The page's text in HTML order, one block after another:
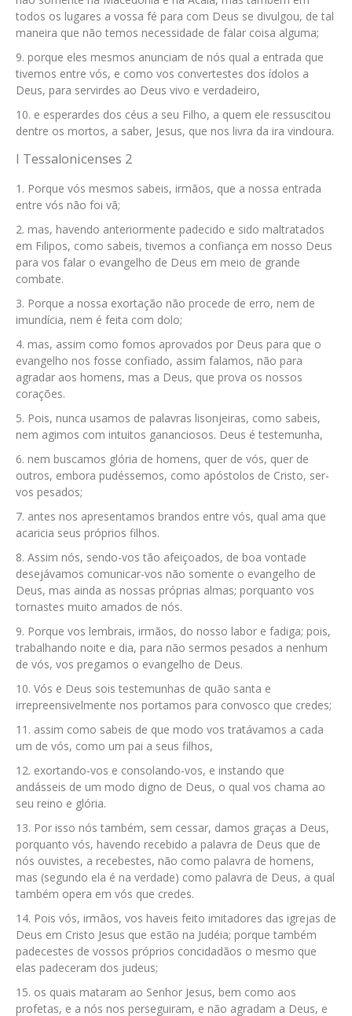
todos os lugares a vossa fé para com Deus se divulgou, de tal
maneira que não temos necessidade de falar coisa alguma;
porque eles mesmos anunciam de nós qual a entrada que
tivemos entre vós, e como vos convertestes dos ídolos a
Deus, para servirdes ao Deus vivo e verdadeiro,
e esperardes dos céus a seu Filho, a quem ele ressuscitou
dentre os mortos, a saber, Jesus, que nos livra da ira vindoura.
I Tessalonicenses 2
Porque vós mesmos sabeis, irmãos, que a nossa entrada
entre vós não foi vã;
mas, havendo anteriormente padecido e sido maltratados
em Filipos, como sabeis, tivemos a confiança em nosso Deus
para vos falar o evangelho de Deus em meio de grande
combate.
Porque a nossa exortação não procede de erro, nem de
imundícia, nem é feita com dolo;
mas, assim como fomos aprovados por Deus para que o
evangelho nos fosse confiado, assim falamos, não para
agradar aos homens, mas a Deus, que prova os nossos
corações.
Pois, nunca usamos de palavras lisonjeiras, como sabeis,
nem agimos com intuitos gananciosos. Deus é testemunha,
nem buscamos glória de homens, quer de vós, quer de
outros, embora pudéssemos, como apóstolos de Cristo, ser-
vos pesados;
antes nos apresentamos brandos entre vós, qual ama que
acaricia seus próprios filhos.
Assim nós, sendo-vos tão afeiçoados, de boa vontade
desejávamos comunicar-vos não somente o evangelho de
Deus, mas ainda as nossas próprias almas; porquanto vos
tornastes muito amados de nós.
Porque vos lembrais, irmãos, do nosso labor e fadiga; pois,
trabalhando noite e dia, para não sermos pesados a nenhum
de vós, vos pregamos o evangelho de Deus.
Vós e Deus sois testemunhas de quão santa e
irrepreensivelmente nos portamos para convosco que credes;
assim como sabeis de que modo vos tratávamos a cada
um de vós, como um pai a seus filhos,
exortando-vos e consolando-vos, e instando que
andásseis de um modo digno de Deus, o qual vos chama ao
seu reino e glória.
Por isso nós também, sem cessar, damos graças a Deus,
porquanto vós, havendo recebido a palavra de Deus que de
nós ouvistes, a recebestes, não como palavra de homens,
mas (segundo ela é na verdade) como palavra de Deus, a qual
também opera em vós que credes.
Pois vós, irmãos, vos haveis feito imitadores das igrejas de
Deus em Cristo Jesus que estão na Judéia; porque também
padecestes de vossos próprios concidadãos o mesmo que
elas padeceram dos judeus;
os quais mataram ao Senhor Jesus, bem como aos
profetas, e a nós nos perseguiram, e não agradam a Deus, e